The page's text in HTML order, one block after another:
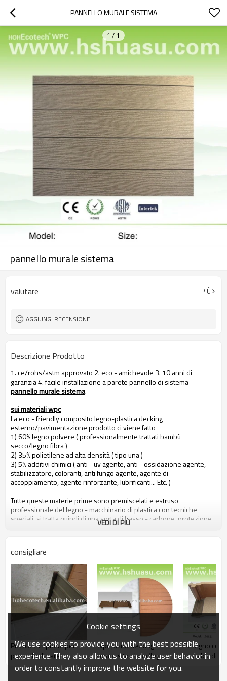
PANNELLO MURALE SISTEMA
1 / 1
pannello murale sistema
valutare PIÙ
AGGIUNGI RECENSIONE
Descrizione Prodotto
1. ce/rohs/astm approvato 2. eco - amichevole 3. 10 anni di
garanzia 4. facile installazione a parete pannello di sistema
pannello murale sistema
sui materiali wpc
La eco - friendly composito legno-plastica decking
esterno/pavimentazione prodotto ci viene fatto
1) 60% legno polvere ( professionalmente trattati bambù
secco/legno fibra )
2) 35% polietilene ad alta densità ( tipo una )
3) 5% additivi chimici ( anti - uv agente, anti - ossidazione agente,
stabilizzatore, coloranti, anti fungo agente, agente di
accoppiamento, agente rinforzante, lubrificanti... Etc. )
Tutte queste materie prime sono premiscelati e estruso
professionale del legno - macchinario di plastica con tecniche
speciali, si tratta quindi di una sorta di basso - carbone, protezione
ambientale e riciclabile nuovo materiale.
le persone possono beneficiare hohecotech dai seguenti attributi
1. amichevole ambientale, 100% riciclato.
2. basso di manutenzione
3. facile installazione
4. resistenza alla temperatura, adatto da - 29& deg; c per +51& deg;
c
5. lungo - durata di utilizzo ( 10 anni di garanzia )
6. acqua - prova, idratazione - prova, insetti - prova
7. con profumo di legno, molto naturale sentire
8. resistenza ai raggi uv, resistente dissolvenza resistente
9. look elegante
10. Anche, stabilità dimensionale
VEDI DI PIÙ
consigliare
Piccolo campione per
pannello di parete
composito - bianco (
Wpc piano decking
composito piano/legno
composito di plastica di
Pe legno
muro bordo -
Cookie settings
We use cookies to provide you with the best possible
experience. They also allow us to analyze user behavior in
order to constantly improve the website for you.